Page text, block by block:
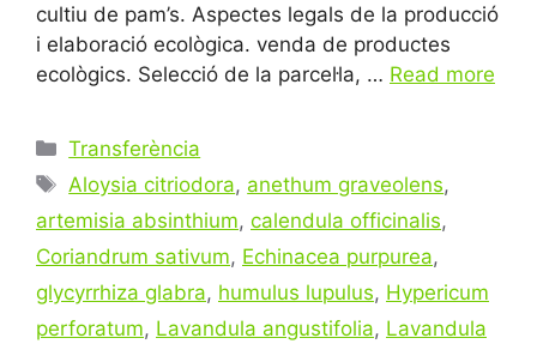
cultiu de pam’s. Aspectes legals de la producció
i elaboració ecològica. venda de productes
ecològics. Selecció de la parcel·la, … Read more
Categories
Transferència
Tags
Aloysia citriodora, anethum graveolens,
artemisia absinthium, calendula officinalis,
Coriandrum sativum, Echinacea purpurea,
glycyrrhiza glabra, humulus lupulus, Hypericum
perforatum, Lavandula angustifolia, Lavandula